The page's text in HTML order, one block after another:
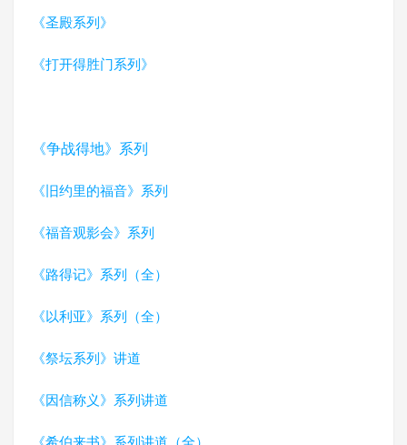
《圣殿系列》
《打开得胜门系列》
《争战得地》系列
《旧约里的福音》系列
《福音观影会》系列
《路得记》系列（全）
《以利亚》系列（全）
《祭坛系列》讲道
《因信称义》系列讲道